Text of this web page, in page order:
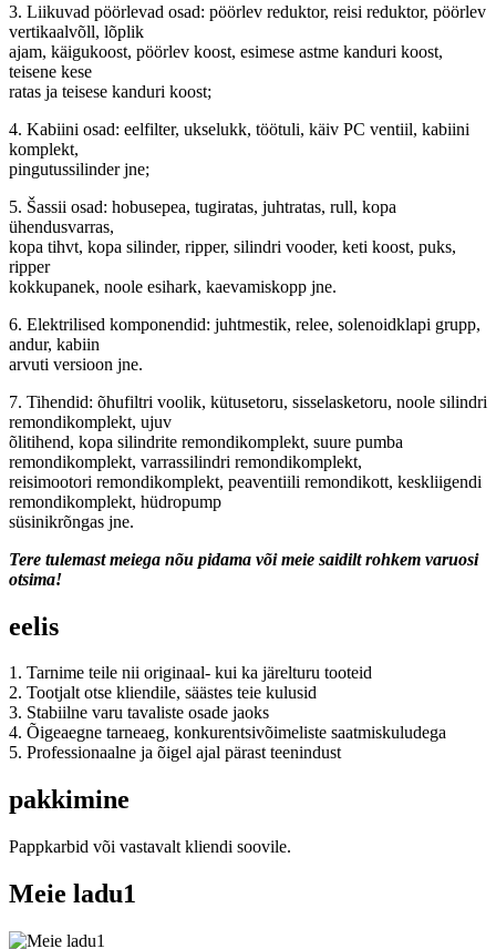
3. Liikuvad pöörlevad osad: pöörlev reduktor, reisi reduktor, pöörlev
vertikaalvõll, lõplik
ajam, käigukoost, pöörlev koost, esimese astme kanduri koost,
teisene kese
ratas ja teisese kanduri koost;
4. Kabiini osad: eelfilter, ukselukk, töötuli, käiv PC ventiil, kabiini
komplekt,
pingutussilinder jne;
5. Šassii osad: hobusepea, tugiratas, juhtratas, rull, kopa
ühendusvarras,
kopa tihvt, kopa silinder, ripper, silindri vooder, keti koost, puks,
ripper
kokkupanek, noole esihark, kaevamiskopp jne.
6. Elektrilised komponendid: juhtmestik, relee, solenoidklapi grupp,
andur, kabiin
arvuti versioon jne.
7. Tihendid: õhufiltri voolik, kütusetoru, sisselasketoru, noole silindri
remondikomplekt, ujuv
õlitihend, kopa silindrite remondikomplekt, suure pumba
remondikomplekt, varrassilindri remondikomplekt,
reisimootori remondikomplekt, peaventiili remondikott, keskliigendi
remondikomplekt, hüdropump
süsinikrõngas jne.
Tere tulemast meiega nõu pidama või meie saidilt rohkem varuosi
otsima!
eelis
1. Tarnime teile nii originaal- kui ka järelturu tooteid
2. Tootjalt otse kliendile, säästes teie kulusid
3. Stabiilne varu tavaliste osade jaoks
4. Õigeaegne tarneaeg, konkurentsivõimeliste saatmiskuludega
5. Professionaalne ja õigel ajal pärast teenindust
pakkimine
Pappkarbid või vastavalt kliendi soovile.
Meie ladu1